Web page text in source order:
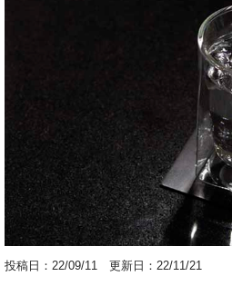
投稿日：22/09/11 更新日：22/11/21